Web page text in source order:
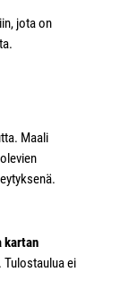
jota on
Maali
kartan
Tulostaulua ei